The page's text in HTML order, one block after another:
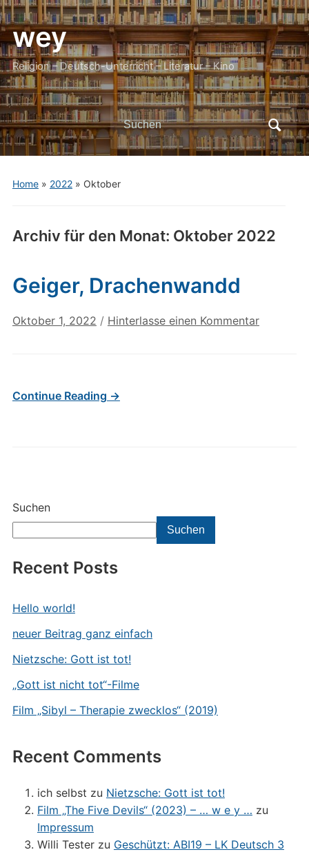
wey
Religion – Deutsch-Unterricht – Literatur – Kino
Search
for:
Home» 2022» Oktober
Archiv für den Monat: Oktober 2022
Suchen
Suchen
Recent Posts
Hello world!
neuer Beitrag ganz einfach
Nietzsche: Gott ist tot!
„Gott ist nicht tot“-Filme
Film „Sibyl – Therapie zwecklos“ (2019)
Recent Comments
ich selbst zu Nietzsche: Gott ist tot!
Film „The Five Devils“ (2023) – … w e y … zu
Impressum
Willi Testerzu Geschützt: ABI19 – LK Deutsch 3
Geiger, Drachenwandd
Oktober 1, 2022 / Hinterlasse einen Kommentar
Continue Reading →